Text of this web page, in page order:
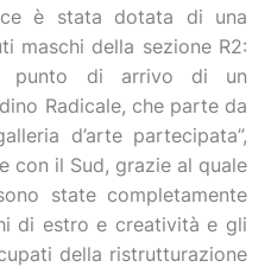
è stata dotata di una
maschi della sezione R2:
punto di arrivo di un
Radicale, che parte da
d’arte partecipata”,
con il Sud, grazie al quale
state completamente
di estro e creatività e gli
della ristrutturazione